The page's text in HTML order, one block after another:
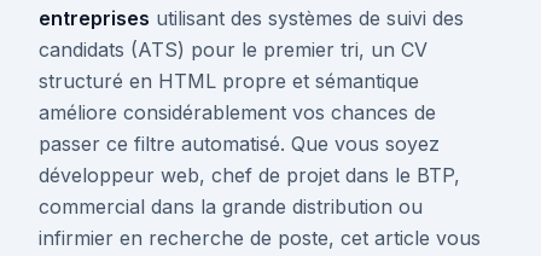
entreprises utilisant des systèmes de suivi des
candidats (ATS) pour le premier tri, un CV
structuré en HTML propre et sémantique
améliore considérablement vos chances de
passer ce filtre automatisé. Que vous soyez
développeur web, chef de projet dans le BTP,
commercial dans la grande distribution ou
infirmier en recherche de poste, cet article vous